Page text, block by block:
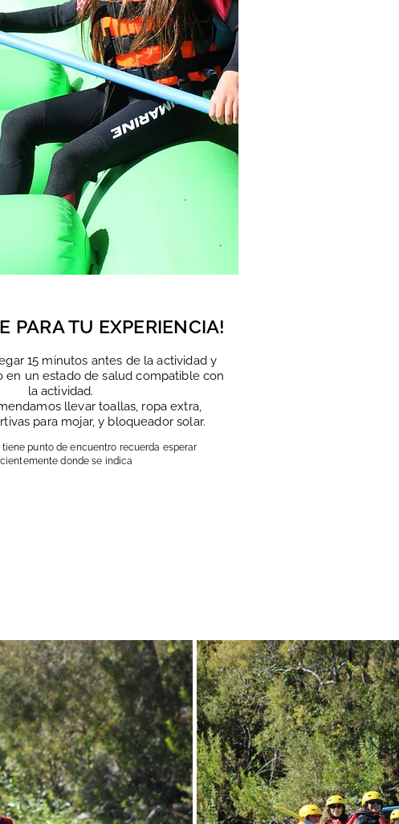
PARA TU EXPERIENCIA!
15 minutos antes de la actividad y
en un estado de salud compatible con
la actividad.
llevar toallas, ropa extra,
para mojar, y bloqueador solar.
punto de encuentro recuerda esperar
donde se indica